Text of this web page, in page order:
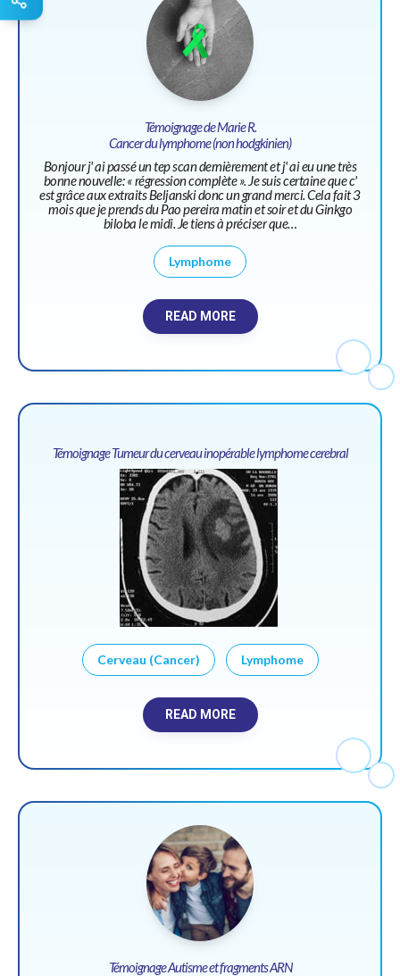
Témoignage de Marie R.
Cancer du lymphome (non hodgkinien)
Bonjour j' ai passé un tep scan dernièrement et j' ai eu une très
bonne nouvelle: « régression complète ». Je suis certaine que c'
est grâce aux extraits Beljanski donc un grand merci. Cela fait 3
mois que je prends du Pao pereira matin et soir et du Ginkgo
biloba le midi. Je tiens à préciser que…
Lymphome
READ MORE
Témoignage Tumeur du cerveau inopérable lymphome cerebral
Cerveau (Cancer) Lymphome
READ MORE
Témoignage Autisme et fragments ARN